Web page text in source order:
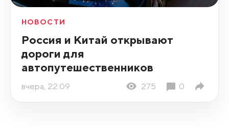
НОВОСТИ
Россия и Китай открывают
дороги для
автопутешественников
вчера, 22:09 275 0